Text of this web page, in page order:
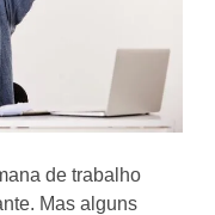
de trabalho
Mas alguns